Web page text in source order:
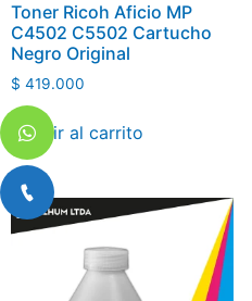
Toner Ricoh Aficio MP
C4502 C5502 Cartucho
Negro Original
$ 419.000
Añadir al carrito